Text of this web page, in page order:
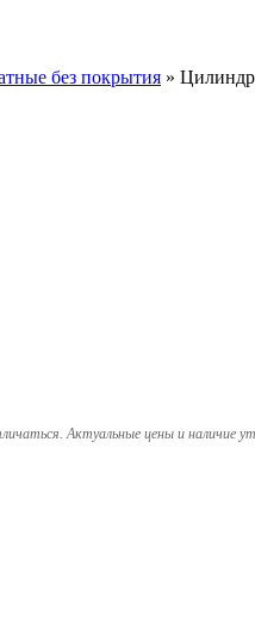
без покрытия »
Актуальные цены и наличие